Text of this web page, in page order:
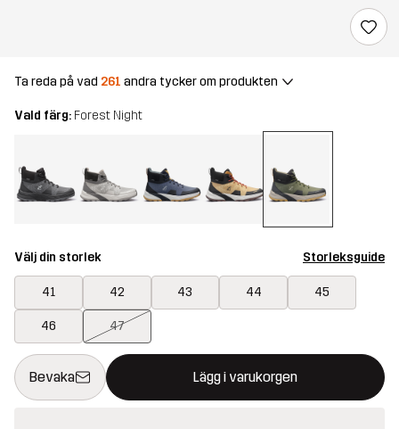
Ta reda på vad 261 andra tycker om produkten
Vald färg: Forest Night
Välj din storlek Storleksguide
41 42 43 44 45
46 47
Bevaka Lägg i varukorgen
Denna knapp kommer att öppna en modal som bekräftar en ny
{{size}} inte tillgänglig